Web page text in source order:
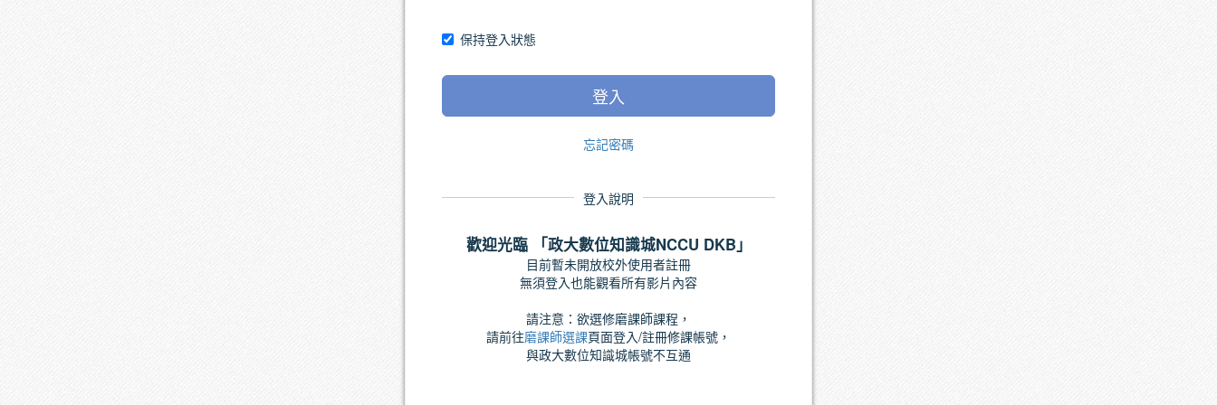
保持登入狀態
登入
忘記密碼
登入說明
歡迎光臨 「政大數位知識城NCCU DKB」
目前暫未開放校外使用者註冊
無須登入也能觀看所有影片內容
請注意：欲選修磨課師課程，
請前往磨課師選課頁面登入/註冊修課帳號，
與政大數位知識城帳號不互通